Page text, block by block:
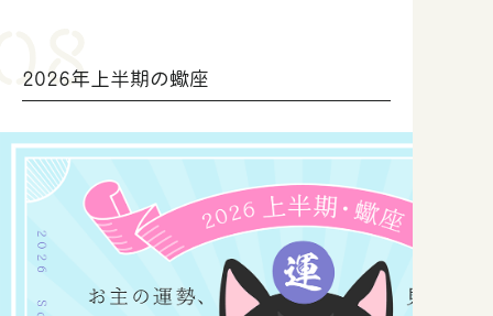
2026年上半期の蠍座